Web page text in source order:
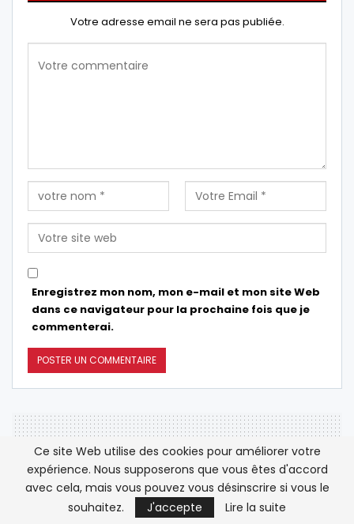
Votre adresse email ne sera pas publiée.
Enregistrez mon nom, mon e-mail et mon site Web
dans ce navigateur pour la prochaine fois que je
commenterai.
Nouvelle interdiction de
consommation d’huîtres
Ce site Web utilise des cookies pour améliorer votre
expérience. Nous supposerons que vous êtes d'accord
avec cela, mais vous pouvez vous désinscrire si vous le
souhaitez.
J'accepte Lire la suite